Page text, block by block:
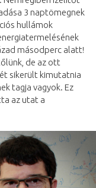
3 naptömegnek
hullámok
másodperc alatt!
de az ott
sikerült kimutatnia
tagja vagyok. Ez
az utat a